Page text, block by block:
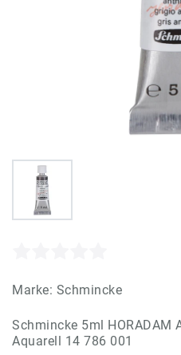
Marke: Schmincke
Schmincke 5ml HORADAM
Aquarell 14 786 001